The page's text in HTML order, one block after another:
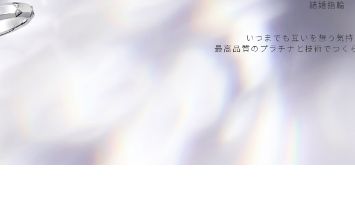
結婚指輪
いつまでも互いを想う気持
最高品質のプラチナと技術でつく